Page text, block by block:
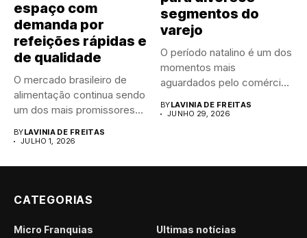
espaço com
demanda por
refeições rápidas e
de qualidade
O mercado brasileiro de
alimentação continua sendo
um dos mais promissores
BYLAVINIA DE FREITAS
JULHO 1, 2026
segmentos do
varejo
O período natalino é um dos
momentos mais
aguardados pelo comércio
BYLAVINIA DE FREITAS
JUNHO 29, 2026
CATEGORIAS
Micro Franquias
Últimas notícias